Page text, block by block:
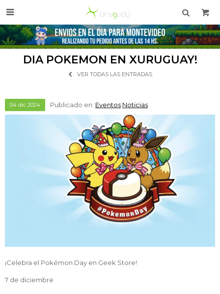

DIA POKEMON EN XURUGUAY!
VER TODAS LAS ENTRADAS
04 dic 2024 Publicado en: Eventos Noticias
¡Celebra el Pokémon Day en Geek Store!
7 de diciembre